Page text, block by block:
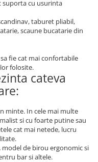
suporta cu usurinta
taburet pliabil,
scaune bucatarie din
fie cat mai confortabile
folosite.
cateva
minte. In cele mai multe
si cu foarte putine sau
cat mai netede, lucru
de birou ergonomic si
bar si altele.